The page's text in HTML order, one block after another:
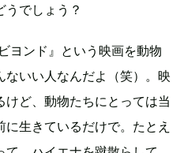
うでしょう？
ヨンド』という映画を動物
いい人なんだよ（笑）。映
ど、動物たちにとっては当
生きているだけで。たとえ